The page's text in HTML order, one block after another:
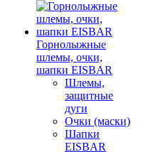
Горнолыжные
шлемы, очки,
шапки EISBAR
Шлемы,
защитные
дуги
Очки (маски)
Шапки
EISBAR